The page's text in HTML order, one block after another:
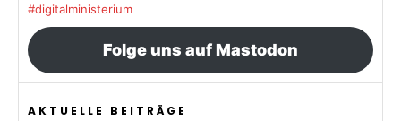
#digitalministerium
Folge uns auf Mastodon
AKTUELLE BEITRÄGE